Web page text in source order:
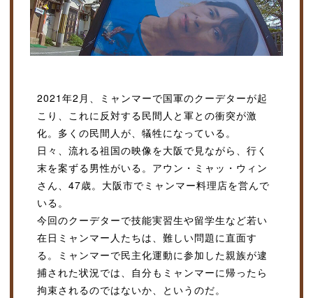
2021年2月、ミャンマーで国軍のクーデターが起
こり、これに反対する民間人と軍との衝突が激
化。多くの民間人が、犠牲になっている。
日々、流れる祖国の映像を大阪で見ながら、行く
末を案ずる男性がいる。アウン・ミャッ・ウィン
さん、47歳。大阪市でミャンマー料理店を営んで
いる。
今回のクーデターで技能実習生や留学生など若い
在日ミャンマー人たちは、難しい問題に直面す
る。ミャンマーで民主化運動に参加した親族が逮
捕された状況では、自分もミャンマーに帰ったら
拘束されるのではないか、というのだ。